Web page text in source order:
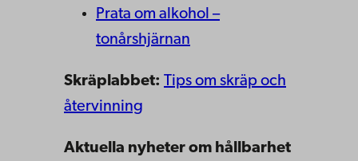
Prata om alkohol –
tonårshjärnan
Skräplabbet: Tips om skräp och
återvinning
Aktuella nyheter om hållbarhet